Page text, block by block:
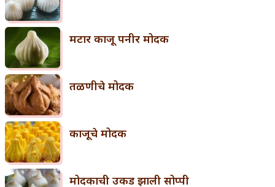
मटार काजू पनीर मोदक
तळणीचे मोदक
काजूचे मोदक
मोदकाची उकड झाली सोप्पी